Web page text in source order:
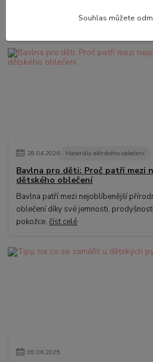
díky své pohodlnosti, pružnosti a
28.04.2026 Materiály dětského oblečení
Bavlna pro děti: Proč patří mezi
dětského oblečení
Bavlna patří mezi nejoblíbenější
oblečení díky své jemnosti,
pokožce.číst celé
09.06.2025
Souhlas můžete